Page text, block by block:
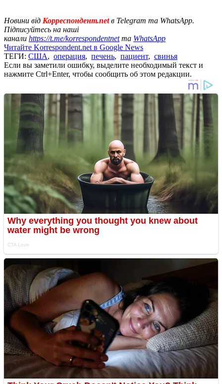
Новини від Корреспондент.netв Telegram та WhatsApp.
Підписуйтесь на наші
канали https://t.me/korrespondentnetта WhatsApp
Читайте Korrespondent.net в Google News
ТЕГИ: США, операция, печень, пациент, свинья
Если вы заметили ошибку, выделите необходимый текст и
нажмите Ctrl+Enter, чтобы сообщить об этом редакции.